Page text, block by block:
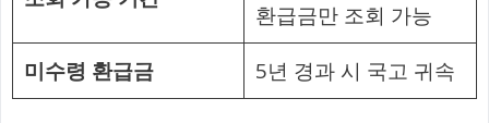
환급금만 조회 가능
미수령 환급금
5년 경과 시 국고 귀속